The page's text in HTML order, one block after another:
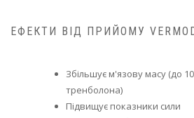
ЕФЕКТИ ВІД ПРИЙОМУ
Збільшує м'язову масу (до
тренболона)
Підвищує показники сили